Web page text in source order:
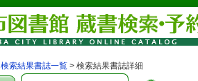
検索結果書誌一覧 > 検索結果書誌詳細